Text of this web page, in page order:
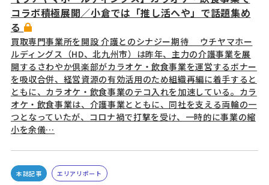
コラボ積極展開／小倉では「推し活へや」で話題集め
る
買取専門事業所を開設 介護とのシナジー期待 ウチヤマホー
ルディングス（HD、北九州市）は昨年、主力の介護事業を展
開するさわやか倶楽部がカラオケ・飲食事業を運営するボナー
を吸収合併、経営資源の有効活用のため組織再編に着手すると
ともに、カラオケ・飲食事業のテコ入れを加速している。カラ
オケ・飲食事業は、介護事業とともに、同社を支える両輪の一
つとなっていたが、コロナ禍で打撃を受け、一時的に事業の縮
小を余儀…
本誌記事 エリアリポート